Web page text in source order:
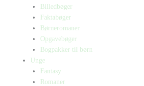
Billedbøger
Faktabøger
Børneromaner
Opgavebøger
Bogpakker til børn
Unge
Fantasy
Romaner